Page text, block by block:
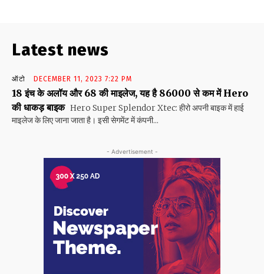
Latest news
ऑटो DECEMBER 11, 2023 7:22 PM
18 इंच के अलॉय और 68 की माइलेज, यह है 86000 से कम में Hero
की धाकड़ बाइक Hero Super Splendor Xtec: हीरो अपनी बाइक में हाई
माइलेज के लिए जाना जाता है। इसी सेगमेंट में कंपनी...
- Advertisement -